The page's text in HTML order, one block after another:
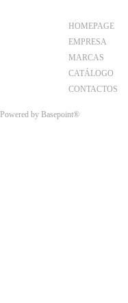
HOMEPAGE
EMPRESA
MARCAS
CATÁLOGO
CONTACTOS
Powered by Basepoint®